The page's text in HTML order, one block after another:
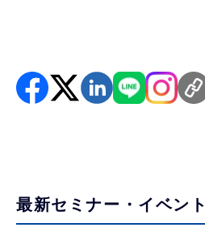
最新セミナー・イベント